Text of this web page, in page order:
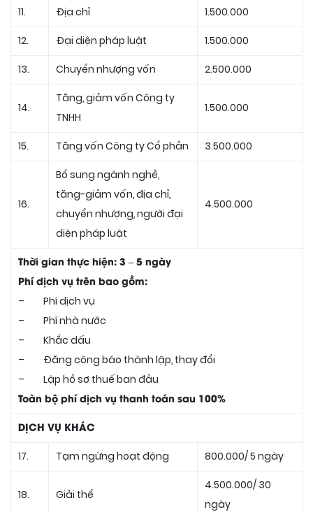
11. Địa chỉ 1.500.000
12. Đại diện pháp luật 1.500.000
13. Chuyển nhượng vốn 2.500.000
14.
Tăng, giảm vốn Công ty
TNHH
1.500.000
15. Tăng vốn Công ty Cổ phần 3.500.000
16.
Bổ sung ngành nghề,
tăng-giảm vốn, địa chỉ,
chuyển nhượng, người đại
diện pháp luật
4.500.000
Thời gian thực hiện: 3 – 5 ngày
Phí dịch vụ trên bao gồm:
– Phí dịch vụ
– Phí nhà nước
– Khắc dấu
– Đăng công báo thành lập, thay đổi
– Lập hồ sơ thuế ban đầu
Toàn bộ phí dịch vụ thanh toán sau 100%
DỊCH VỤ KHÁC
17. Tạm ngừng hoạt động 800.000/ 5 ngày
18. Giải thể
4.500.000/ 30
ngày